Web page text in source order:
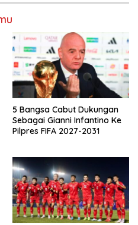
5 Bangsa Cabut Dukungan
Sebagai Gianni Infantino Ke
Pilpres FIFA 2027-2031